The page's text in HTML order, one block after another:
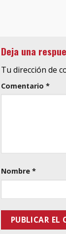
Deja una
Tu dirección de
Comentario *
Nombre *